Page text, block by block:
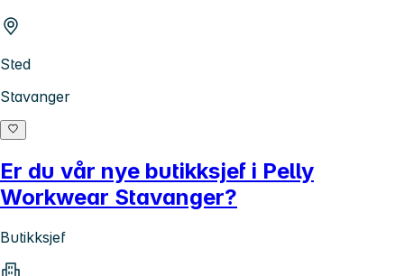
Sted
Stavanger
Er du vår nye butikksjef i Pelly
Workwear Stavanger?
Butikksjef